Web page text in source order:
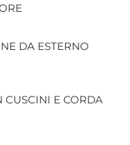
DA ESTERNO
CUSCINI E CORDA